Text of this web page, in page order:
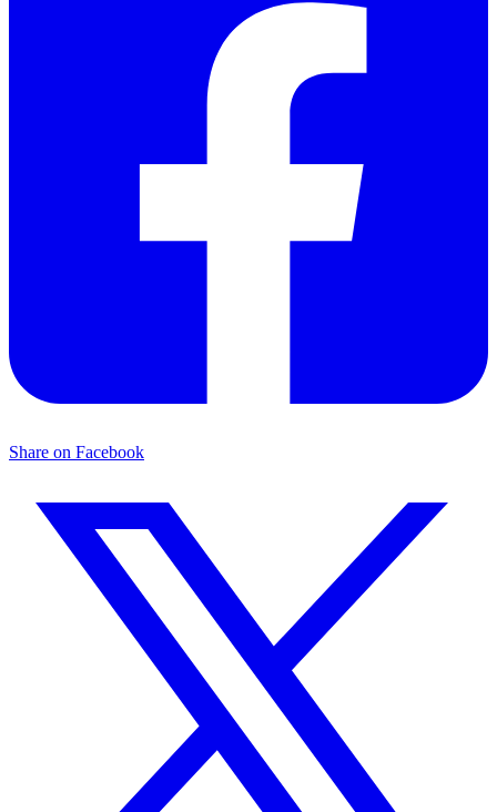
Share on Facebook